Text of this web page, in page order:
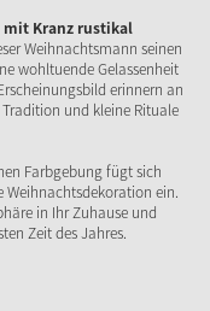
mit Kranz rustikal
Weihnachtsmann seinen
wohltuende Gelassenheit
erinnern an
und kleine Rituale
Farbgebung fügt sich
ein.
in Ihr Zuhause und
Zeit des Jahres.